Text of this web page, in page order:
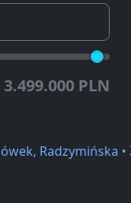
3.499.000 PLN
Radzymińska •